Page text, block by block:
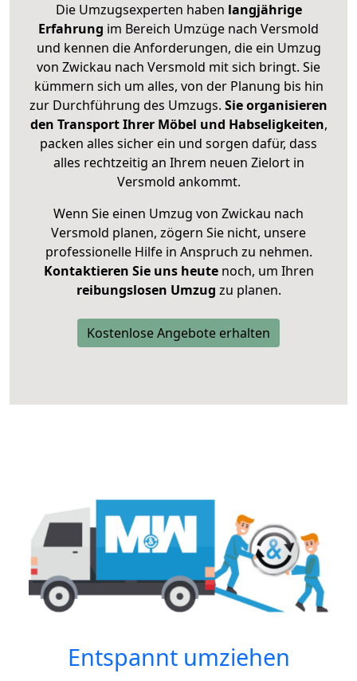
Die Umzugsexperten haben langjährige
Erfahrung im Bereich Umzüge nach Versmold
und kennen die Anforderungen, die ein Umzug
von Zwickau nach Versmold mit sich bringt. Sie
kümmern sich um alles, von der Planung bis hin
zur Durchführung des Umzugs. Sie organisieren
den Transport Ihrer Möbel und Habseligkeiten,
packen alles sicher ein und sorgen dafür, dass
alles rechtzeitig an Ihrem neuen Zielort in
Versmold ankommt.
Wenn Sie einen Umzug von Zwickau nach
Versmold planen, zögern Sie nicht, unsere
professionelle Hilfe in Anspruch zu nehmen.
Kontaktieren Sie uns heutenoch, um Ihren
reibungslosen Umzug zu planen.
Kostenlose Angebote erhalten
Entspannt umziehen